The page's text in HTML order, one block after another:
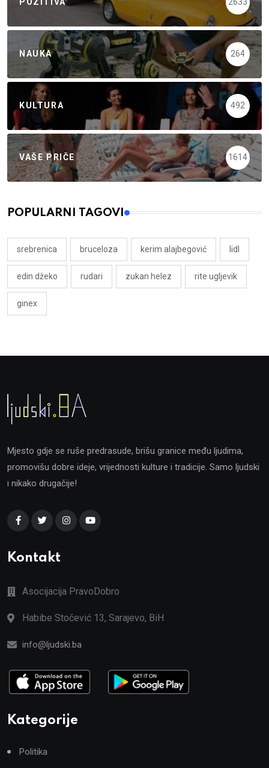
NAUKA 264
KULTURA 492
VAŠE PRIČE 1614
POPULARNI TAGOVI
srebrenica bruceloza kerim alajbegović lidl
edin džeko rudari zukan helez rite ugljevik
ginex
Mjesto gdje se ruše predrasude, brišu granice među ljudima,
promovišu dobre ideje, vrijednosti kulture i tradicije. Samo ljudski
i nikako drugačije!
Kontakt
Asocijacija PravoDobro
Habibe Stočević 13, Sarajevo, BiH
info@ljudski.ba
Kategorije
Politika